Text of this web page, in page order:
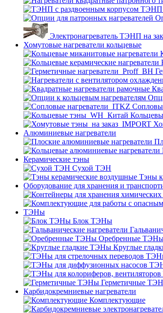
ТЭНП
Электронагреватель ТЭНП на
Хомутовые нагреватели кольцевые
Алюминиевые нагреватели
Керамические тэны
Сухой ТЭН
Тэны
Оборудование для хранения и
ТЭНы
Блок ТЭНы
Оребренные
Круглые
Герметичные
Карбидокремниевые нагреватели
Комплектующие